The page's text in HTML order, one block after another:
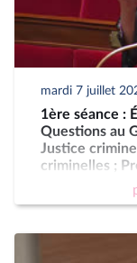
mardi 7 juillet
1ère séance :
Questions au
Justice
criminelles ;
pour les